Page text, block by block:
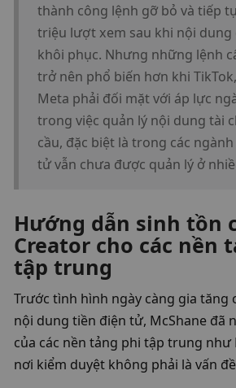
thành công lệnh gỡ bỏ và tiếp
triệu lượt xem sau khi nội dung
khôi phục. Nhưng những lệnh
trở nên phổ biến hơn khi
Meta phải đối mặt với áp lực
trong việc quản lý nội dung tài
cầu, đặc biệt là trong các
tử vẫn chưa được quản lý ở
Hướng dẫn sinh tồn
Creator cho các nền
tập trung
Trước tình hình ngày càng gia tăng
nội dung tiền điện tử, McShane đã
của các nền tảng phi tập trung như
nơi kiểm duyệt không phải là vấn